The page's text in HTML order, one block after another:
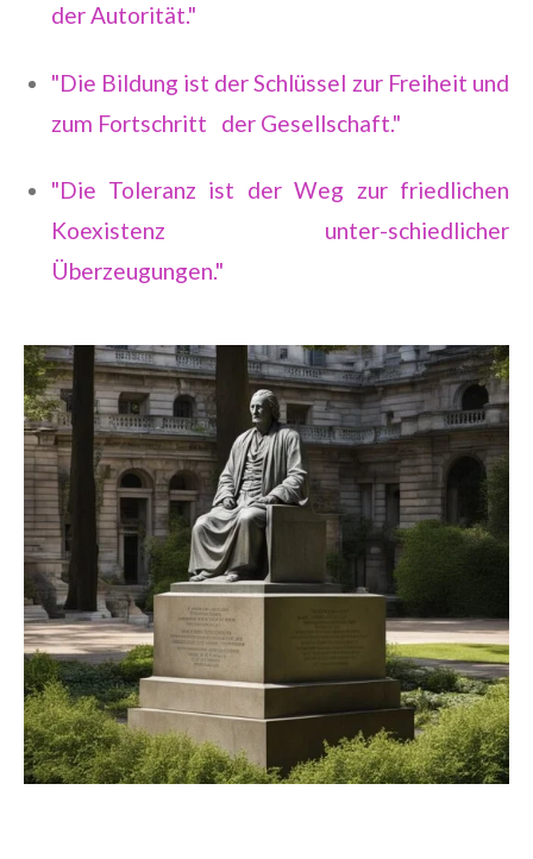
der Autorität."
"Die Bildung ist der Schlüssel zur Freiheit und
zum Fortschritt der Gesellschaft."
"Die Toleranz ist der Weg zur friedlichen
Koexistenz unter-schiedlicher
Überzeugungen."